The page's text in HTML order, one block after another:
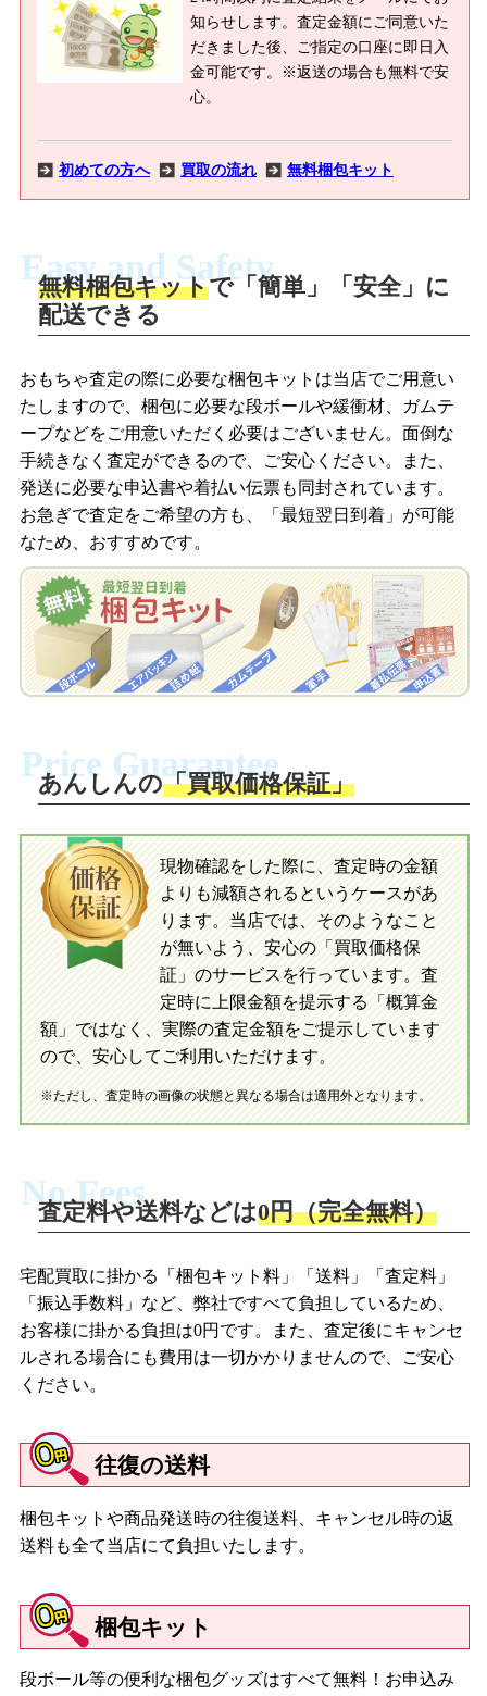
知らせします。査定金額にご同意いた
だきました後、ご指定の口座に即日入
金可能です。※返送の場合も無料で安
心。
初めての方へ 買取の流れ 無料梱包キット
商品撮影
商品を撮影して、査定フォームから画像
を送信します。
梱包キットをメールで申し込み
査定結果をメールで確認し、梱包キット
を申し込みます。梱包キットは送料無料
でお届けします。
自宅でおもちゃを発送・梱包
梱包キットに同封する発送ガイドの手順
送。当店へ無料で発送いただけます。
入金完了
当店に査定したおもちゃがご到着後、ご
指定の口座に即日入金可能です。
買取の流れ 写真の撮影方法
LINEの友だち追加・査定画像を送信
「ジョニージョイLINE査定」を友だちに
追加し、スマートフォンなどのカメラで
撮影したおもちゃの写真をトーク中に送
梱包キットをLINEで申し込み
査定結果をLINEで確認し、梱包キットを
申し込みます。梱包キットは送料無料で
お届けします。
自宅でおもちゃを発送・梱包
ださい。お電話にて集荷依頼を行い発
送。当店へ無料で発送いただけます。
当店に査定したおもちゃがご到着後、ご
指定の口座に即日入金可能です。
初めての方へ LINE査定の流れ 写真の撮影方法
Easy and Safety
無料梱包キットで「簡単」「安全」に
配送できる
おもちゃ査定の際に必要な梱包キットは当店でご用意い
たしますので、梱包に必要な段ボールや緩衝材、ガムテ
ープなどをご用意いただく必要はございません。面倒な
手続きなく査定ができるので、ご安心ください。また、
発送に必要な申込書や着払い伝票も同封されています。
お急ぎで査定をご希望の方も、「最短翌日到着」が可能
なため、おすすめです。
Price Guarantee
あんしんの「買取価格保証」
現物確認をした際に、査定時の金額
よりも減額されるというケースがあ
ります。当店では、そのようなこと
が無いよう、安心の「買取価格保
証」のサービスを行っています。査
定時に上限金額を提示する「概算金
額」ではなく、実際の査定金額をご提示しています
ので、安心してご利用いただけます。
※ただし、査定時の画像の状態と異なる場合は適用外となります。
No Fees
査定料や送料などは0円（完全無料）
宅配買取に掛かる「梱包キット料」「送料」「査定料」
「振込手数料」など、弊社ですべて負担しているため、
お客様に掛かる負担は0円です。また、査定後にキャンセ
ルされる場合にも費用は一切かかりませんので、ご安心
ください。
往復の送料
梱包キットや商品発送時の往復送料、キャンセル時の返
送料も全て当店にて負担いたします。
梱包キット
段ボール等の便利な梱包グッズはすべて無料！お申込み